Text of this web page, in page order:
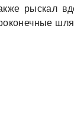
рыскал